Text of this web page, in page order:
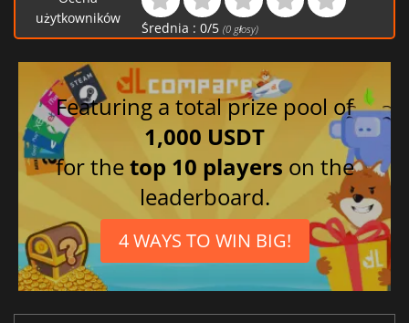
użytkowników
Średnia : 0/5 (0głosy)
Featuring a total prize pool of
1,000 USDT
for thetop 10 players on the
leaderboard.
4 WAYS TO WIN BIG!